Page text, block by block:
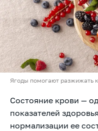
Ягоды помогают разжижать
Состояние крови —
показателей
нормализации ее